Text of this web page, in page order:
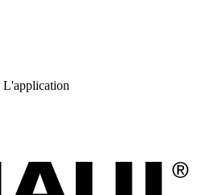
L'application